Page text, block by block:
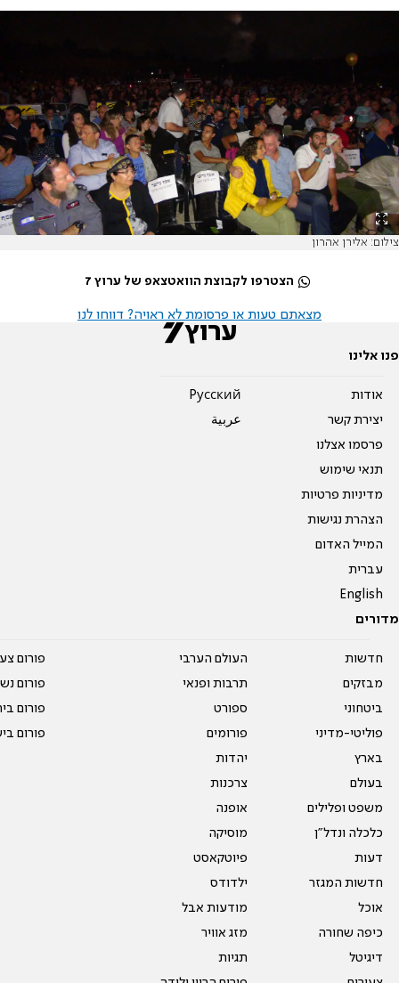
צילום: אלירן אהרון
הצטרפו לקבוצת הוואטצאפ של ערוץ 7
מצאתם טעות או פרסומת לא ראויה? דווחו לנו
פנו אלינו
אודות
יצירת קשר
פרסמו אצלנו
תנאי שימוש
מדיניות פרטיות
הצהרת נגישות
המייל האדום
עברית
English
Pусский
عربية
מדורים
חדשות
מבזקים
ביטחוני
פוליטי-מדיני
בארץ
בעולם
משפט ופלילים
כלכלה ונדל"ן
דעות
חדשות המגזר
אוכל
כיפה שחורה
דיגיטל
העולם הערבי
תרבות ופנאי
ספורט
פורומים
יהדות
צרכנות
אופנה
מוסיקה
פיוטקאסט
ילדודס
מודעות אבל
מזג אוויר
תגיות
פורום
פורום
פורום
פורום